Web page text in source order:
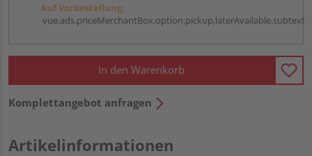
Auf Vorbestellung:
vue.ads.priceMerchantBox.option.pickup.laterAvailable.subtext
In den Warenkorb
Komplettangebot anfragen
Artikelinformationen